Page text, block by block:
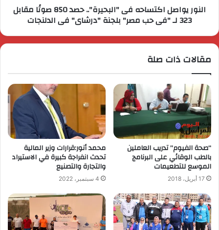
النور يواصل اكتساحه فى "البحيرة".. حصد 850 صوتًا مقابل
323 لـ "فى حب مصر" بلجنة "درشاى" فى الدلنجات
مقالات ذات صلة
“صحة الفيوم” تدريب العاملين
بالطب الوقائي على البرنامج
الموسع للتطعيمات
17 أبريل، 2018
محمد أنور:قرارات وزير المالية
تحدث انفراجة كبيرة في الاستيراد
والتجارة والتصنيع
4 سبتمبر، 2022